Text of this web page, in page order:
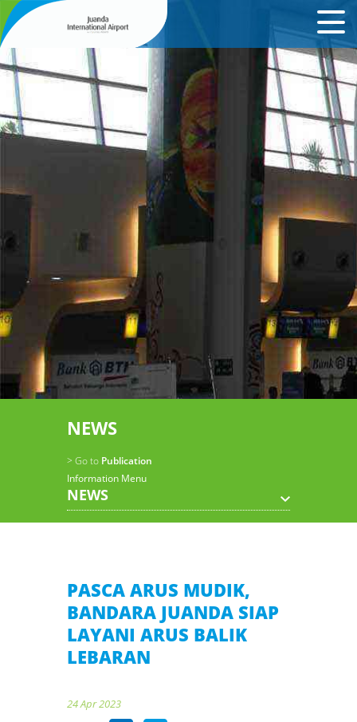
NEWS
> Go to Publication
Information Menu
NEWS
PASCA ARUS MUDIK,
BANDARA JUANDA SIAP
LAYANI ARUS BALIK
LEBARAN
24 Apr 2023